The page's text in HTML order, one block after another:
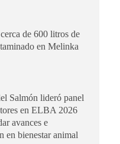
de 600 litros de
en Melinka
Salmón lideró panel
en ELBA 2026
avances e
en bienestar animal